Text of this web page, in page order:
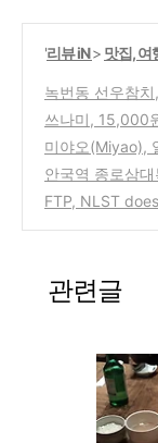
'리뷰 iN> 맛집, 여
녹번동 선우참
를 맛볼수 있는
쓰나미, 15,000
이(왕십리점, 논
미야오(Miyao),
점
(2)
안국역 종로삼
의 담백하고 시
FTP, NLST
관련글